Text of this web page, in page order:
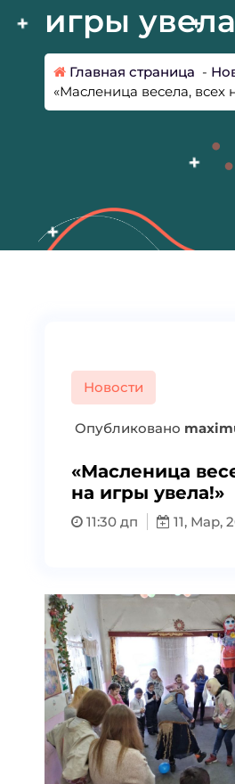
игры
Главная страница -
«Масленица весела, всех
Новости
Опубликовано
«Масленица
на игры увела!»
11:30 дп 11, Мар,